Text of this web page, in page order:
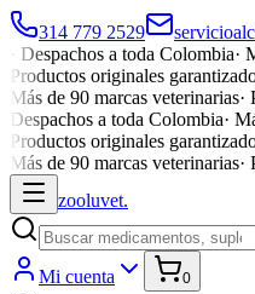
314 779 2529
Despachos a toda Colombia·
Productos originales
Más de 90 marcas veterinarias·
Despachos a toda Colombia·
Productos originales
Más de 90 marcas veterinarias·
zooluvet.
Mi cuenta 0